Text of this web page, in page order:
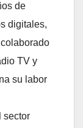
de
digitales,
TV y
su labor
sector